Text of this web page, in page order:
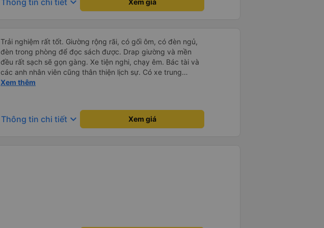
Thông tin chi tiết Xem giá
Trải nghiệm rất tốt. Giường rộng rãi, có gối ôm, có đèn ngủ,
đèn trong phòng để đọc sách được. Drap giường và mền
đều rất sạch sẽ gọn gàng. Xe tiện nghi, chạy êm. Bác tài và
các anh nhân viên cũng thân thiện lịch sự. Có xe trung
chuyển về nội thành thành phố tuy hoà rất tiện. Giá vé hợp
Xem thêm
Thông tin chi tiết keyboard_arrow_down Xem giá